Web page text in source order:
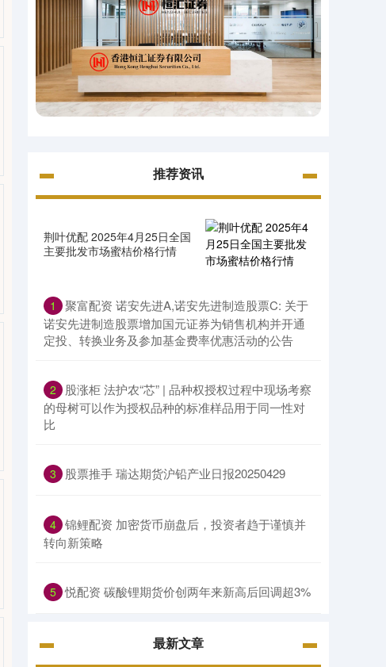
推荐资讯
荆叶优配 2025年4月25日全国
主要批发市场蜜桔价格行情
1
聚富配资 诺安先进A,诺安先进制造股票C: 关于
诺安先进制造股票增加国元证券为销售机构并开通
定投、转换业务及参加基金费率优惠活动的公告
2
股涨柜 法护农“芯” | 品种权授权过程中现场考察
的母树可以作为授权品种的标准样品用于同一性对
比
3 股票推手 瑞达期货沪铅产业日报20250429
4 锦鲤配资 加密货币崩盘后，投资者趋于谨慎并
转向新策略
5 悦配资 碳酸锂期货价创两年来新高后回调超3%
最新文章